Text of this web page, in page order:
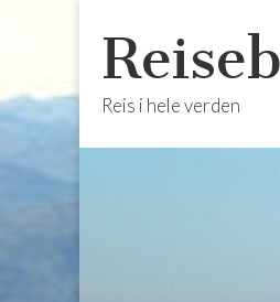
Reis i hele verden